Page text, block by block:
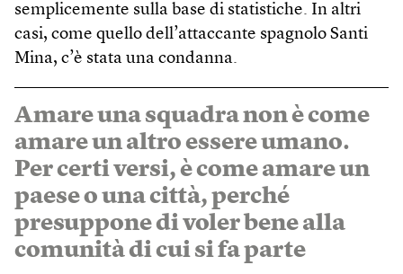
semplicemente sulla base di statistiche. In altri
casi, come quello dell’attaccante spagnolo Santi
Mina, c’è stata una condanna.
Amare una squadra non è come
amare un altro essere umano.
Per certi versi, è come amare un
paese o una città, perché
presuppone di voler bene alla
comunità di cui si fa parte